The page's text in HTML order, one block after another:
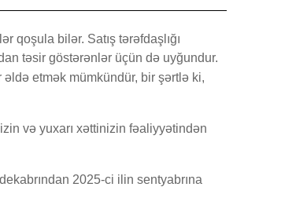
qoşula bilər. Satış tərəfdaşlığı
təsir göstərənlər üçün də uyğundur.
etmək mümkündür, bir şərtlə ki,
və yuxarı xəttinizin fəaliyyətindən
2025-ci ilin sentyabrına